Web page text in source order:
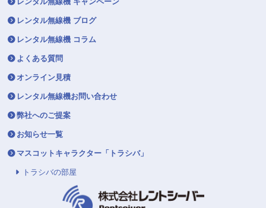
レンタル無線機 キャンペーン
レンタル無線機 ブログ
レンタル無線機 コラム
よくある質問
オンライン見積
レンタル無線機お問い合わせ
弊社へのご提案
お知らせ一覧
マスコットキャラクター「トラシバ」
トラシバの部屋